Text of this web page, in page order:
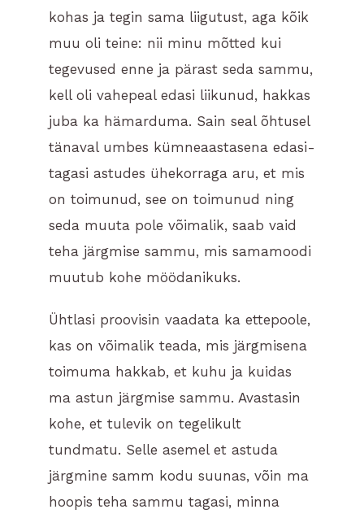
kohas ja tegin sama liigutust, aga kõik
muu oli teine: nii minu mõtted kui
tegevused enne ja pärast seda sammu,
kell oli vahepeal edasi liikunud, hakkas
juba ka hämarduma. Sain seal õhtusel
tänaval umbes kümneaastasena edasi-
tagasi astudes ühekorraga aru, et mis
on toimunud, see on toimunud ning
seda muuta pole võimalik, saab vaid
teha järgmise sammu, mis samamoodi
muutub kohe möödanikuks.
Ühtlasi proovisin vaadata ka ettepoole,
kas on võimalik teada, mis järgmisena
toimuma hakkab, et kuhu ja kuidas
ma astun järgmise sammu. Avastasin
kohe, et tulevik on tegelikult
tundmatu. Selle asemel et astuda
järgmine samm kodu suunas, võin ma
hoopis teha sammu tagasi, minna